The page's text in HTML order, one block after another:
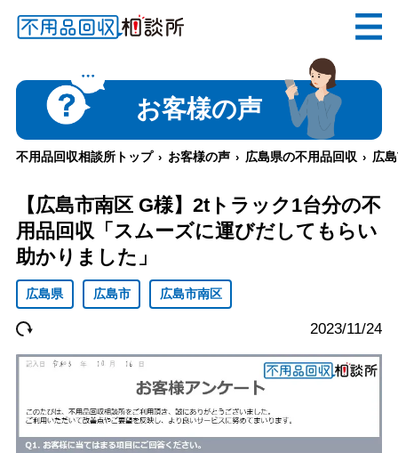
（受付 8:30-17:30）
当社について
お客様の声
不用品回収相談所トップ お客様の声 広島県の不用品回収 広
【広島市南区 G様】2tトラック1台分の不
用品回収「スムーズに運びだしてもらい
助かりました」
広島県 広島市 広島市南区
2023/11/24